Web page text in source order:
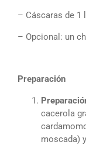
– Cáscaras de 1
– Opcional: un
Preparación
cacerola
moscada)